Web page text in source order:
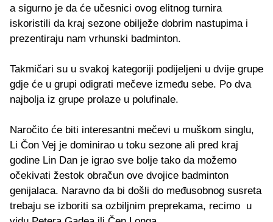
a sigurno je da će učesnici ovog elitnog turnira
iskoristili da kraj sezone obilježe dobrim nastupima i
prezentiraju nam vrhunski badminton.
Takmičari su u svakoj kategoriji podijeljeni u dvije grupe
gdje će u grupi odigrati mečeve između sebe. Po dva
najbolja iz grupe prolaze u polufinale.
Naročito će biti interesantni mečevi u muškom singlu,
Li Čon Vej je dominirao u toku sezone ali pred kraj
godine Lin Dan je igrao sve bolje tako da možemo
očekivati žestok obračun ove dvojice badminton
genijalaca. Naravno da bi došli do međusobnog susreta
trebaju se izboriti sa ozbiljnim preprekama, recimo u